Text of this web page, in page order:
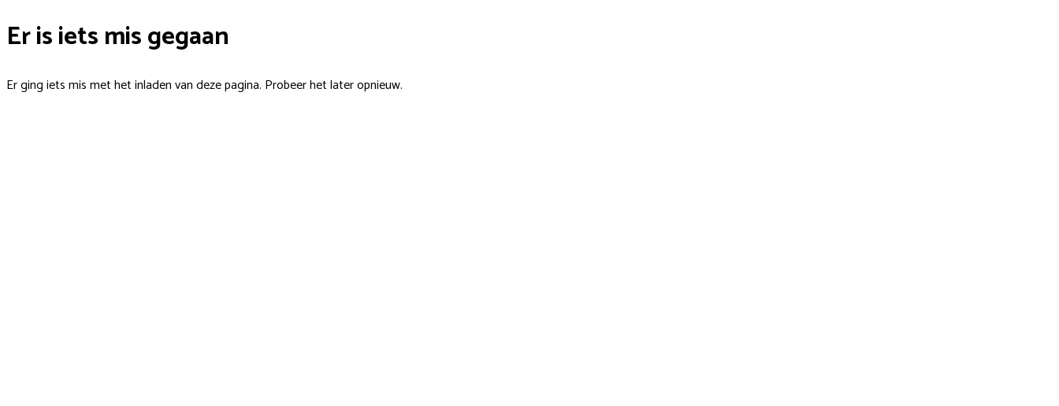
Er is iets mis gegaan
Er ging iets mis met het inladen van deze pagina. Probeer het later opnieuw.